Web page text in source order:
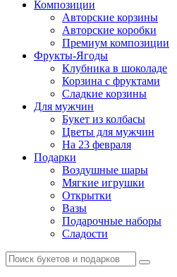
Композиции
Авторские корзины
Авторские коробки
Премиум композиции
Фрукты-Ягоды
Клубника в шоколаде
Корзина с фруктами
Сладкие корзины
Для мужчин
Букет из колбасы
Цветы для мужчин
На 23 февраля
Подарки
Воздушные шары
Мягкие игрушки
Открытки
Вазы
Подарочные наборы
Сладости